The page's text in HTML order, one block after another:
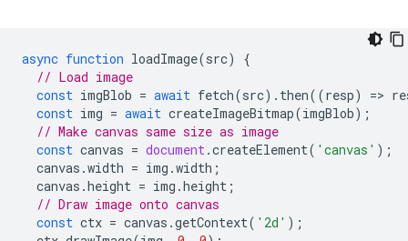
async function loadImage(src)
{
// Load image
const imgBlob = await fetch(src). then((resp) =>
const img = await createImageBitmap(imgBlob);
// Make canvas same size as image
const canvas = document.createElement( 'canvas' );
canvas .width = img .width ;
canvas .height = img .height ;
// Draw image onto canvas
const ctx = canvas .getContext( '2d' );